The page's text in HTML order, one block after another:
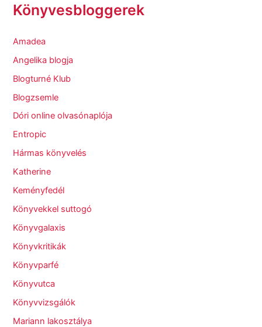
Könyvesbloggerek
Amadea
Angelika blogja
Blogturné Klub
Blogzsemle
Dóri online olvasónaplója
Entropic
Hármas könyvelés
Katherine
Keményfedél
Könyvekkel suttogó
Könyvgalaxis
Könyvkritikák
Könyvparfé
Könyvutca
Könyvvizsgálók
Mariann lakosztálya